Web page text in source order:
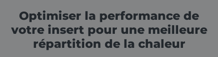
Optimiser la performance de
votre insert pour une meilleure
répartition de la chaleur